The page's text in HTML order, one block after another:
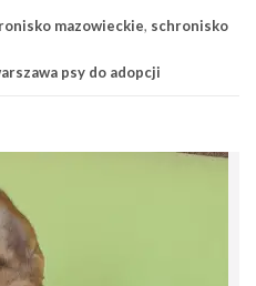
mazowieckie, schronisko
psy do adopcji